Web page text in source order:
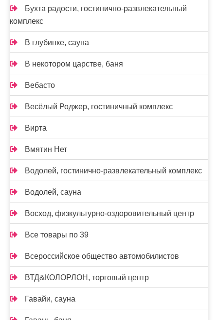
Бухта радости, гостинично-развлекательный
комплекс
В глубинке, сауна
В некотором царстве, баня
Вебасто
Весёлый Роджер, гостиничный комплекс
Вирта
Вмятин Нет
Водолей, гостинично-развлекательный комплекс
Водолей, сауна
Восход, физкультурно-оздоровительный центр
Все товары по 39
Всероссийское общество автомобилистов
ВТД&КОЛОРЛОН, торговый центр
Гавайи, сауна